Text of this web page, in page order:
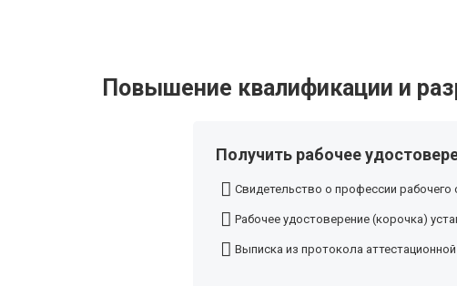
Повышение квалификации и
Получить рабочее
Свидетельство о профессии
Рабочее удостоверение (корочка)
Выписка из протокола